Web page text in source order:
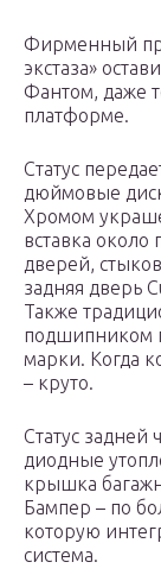
Фирменный
экстаза»
Фантом, даже
платформе.
Статус
дюймовые
Хромом
вставка
дверей,
задняя дверь
Также
подшипником
марки. Когда
– круто.
Статус задней
диодные
крышка
Бампер – по
которую
система.